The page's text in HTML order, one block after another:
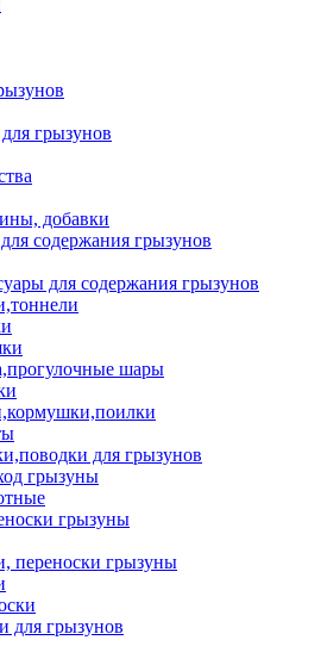
грызунов
добавки
содержания грызунов
для содержания грызунов
шары
для грызунов
грызуны
грызуны
переноски грызуны
для грызунов